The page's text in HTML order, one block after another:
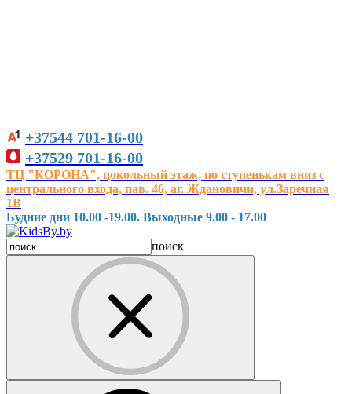
+37544 701-16-00
+37529 701-16-00
ТЦ "КОРОНА", цокольный этаж, по ступенькам вниз с
центрального входа, пав. 46, аг. Ждановичи, ул.Заречная
1В
Будние дни 10.00 -19.00. Выходные 9.00 - 17.00
поиск